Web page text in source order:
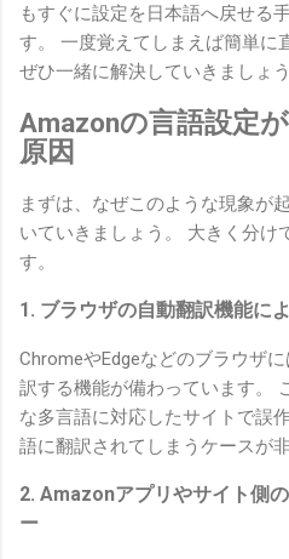
もすぐに設定を日本語へ戻せる
す。 一度覚えてしまえば簡単に
ぜひ一緒に解決していきましょう
Amazonの言語設定
原因
まずは、なぜこのような現象が
いていきましょう。 大きく分け
す。
1. ブラウザの自動翻訳機能に
ChromeやEdgeなどのブラウザ
訳する機能が備わっています。
な多言語に対応したサイトで誤
語に翻訳されてしまうケースが
2. Amazonアプリやサイト側
ー